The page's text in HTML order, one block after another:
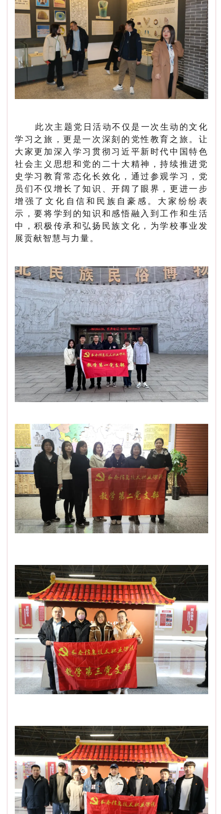
此次主题党日活动不仅是一次生动的文化
学习之旅，更是一次深刻的党性教育之旅。让
大家更加深入学习贯彻习近平新时代中国特色
社会主义思想和党的二十大精神，持续推进党
史学习教育常态化长效化，通过参观学习，党
员们不仅增长了知识、开阔了眼界，更进一步
增强了文化自信和民族自豪感。大家纷纷表
示，要将学到的知识和感悟融入到工作和生活
中，积极传承和弘扬民族文化，为学校事业发
展贡献智慧与力量。